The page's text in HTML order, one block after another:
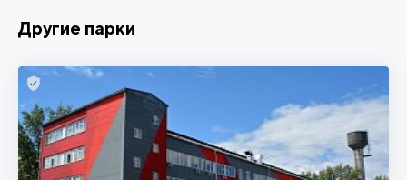
Другие парки